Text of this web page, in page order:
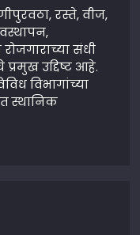
रस्ते, वीज,
संधी
उद्दिष्ट आहे.
विभागांच्या
स्थानिक